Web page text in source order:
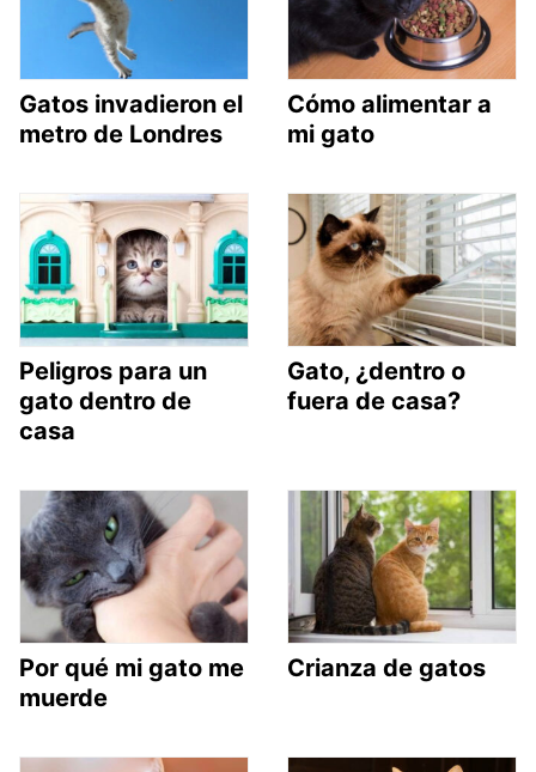
Gatos invadieron el
metro de Londres
Cómo alimentar a
mi gato
Peligros para un
gato dentro de
casa
Gato, ¿dentro o
fuera de casa?
Por qué mi gato me
muerde
Crianza de gatos